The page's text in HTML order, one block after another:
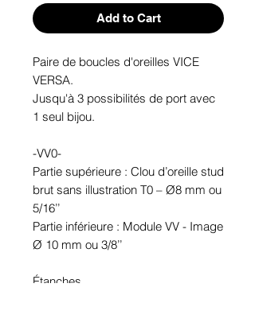
Add to Cart
Paire de boucles d'oreilles VICE
VERSA.
Jusqu'à 3 possibilités de port avec
1 seul bijou.
-VV0-
Partie supérieure : Clou d’oreille stud
brut sans illustration T0 – Ø8 mm ou
5/16’’
Partie inférieure : Module VV - Image
Ø 10 mm ou 3/8’’
Étanches.